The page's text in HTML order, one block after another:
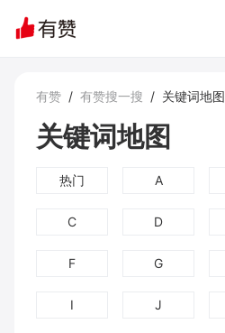
有赞 / 有赞搜一搜 / 关键词地图
关键词地图
热门 A
C D
F G
I J